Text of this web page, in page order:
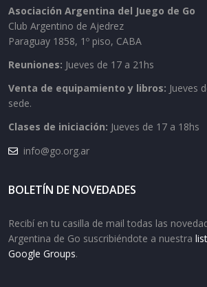
Asociación Argentina del Juego de Go
Club Argentino de Ajedrez
Paraguay 1858, 1º piso, CABA
Reuniones: Jueves de 17 a 21hs
Venta de equipamiento y libros: Jueves
sede.
Clases de iniciación: Jueves de 17 a 18hs
info@go.org.ar
BOLETÍN DE NOVEDADES
Recibí en tu casilla de mail todas las
Argentina de Go suscribiéndote a nuestra
Google Groups.